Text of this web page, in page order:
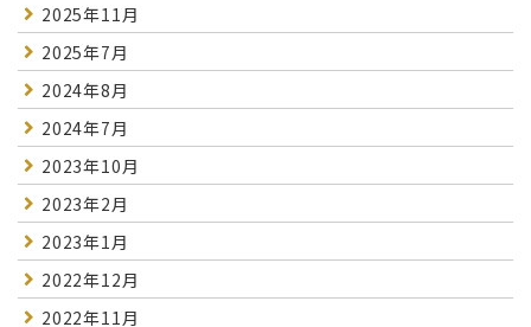
2025年11月
2025年7月
2024年8月
2024年7月
2023年10月
2023年2月
2023年1月
2022年12月
2022年11月